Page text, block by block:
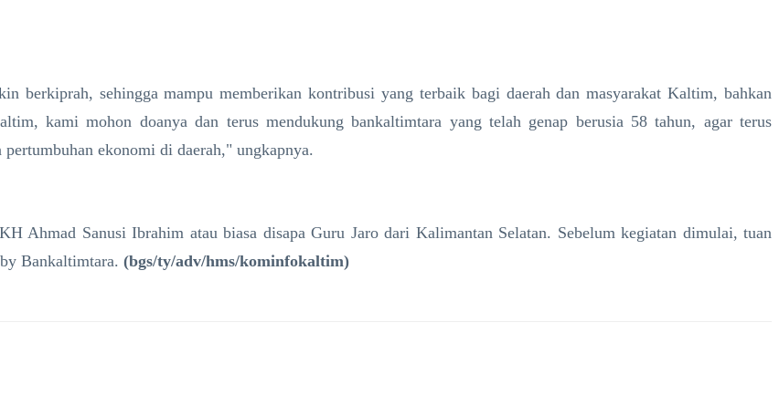
berkiprah, sehingga mampu memberikan kontribusi yang terbaik bagi daerah dan masyarakat Kaltim, bahkan
kami mohon doanya dan terus mendukung bankaltimtara yang telah genap berusia 58 tahun, agar terus
ekonomi di daerah," ungkapnya.
Ahmad Sanusi Ibrahim atau biasa disapa Guru Jaro dari Kalimantan Selatan. Sebelum kegiatan dimulai, tuan
Bankaltimtara. (bgs/ty/adv/hms/kominfokaltim)